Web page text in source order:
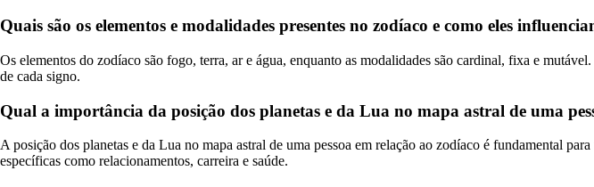
Quais são os elementos e modalidades presentes no zodíaco e como eles
Os elementos do zodíaco são fogo, terra, ar e água, enquanto as modalidades são cardinal, fixa e
de cada signo.
Qual a importância da posição dos planetas e da Lua no mapa astral de uma
A posição dos planetas e da Lua no mapa astral de uma pessoa em relação ao zodíaco é fundamental
específicas como relacionamentos, carreira e saúde.